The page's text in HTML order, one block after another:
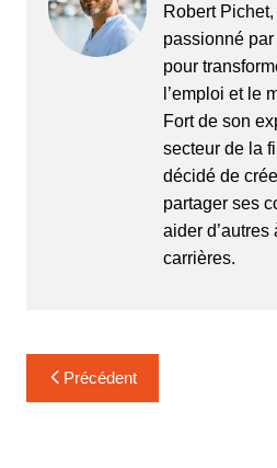
Robert
passionné
pour
l’emploi et le
Fort de son
secteur de la
décidé de
partager ses
aider
carrières.
Navigation
de
Précédent